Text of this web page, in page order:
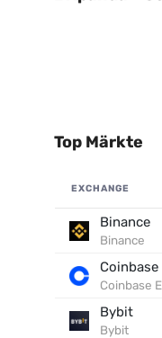
Top Märkte
EXCHANGE
Binance
Binance
Coinbase
Bybit
Bybit